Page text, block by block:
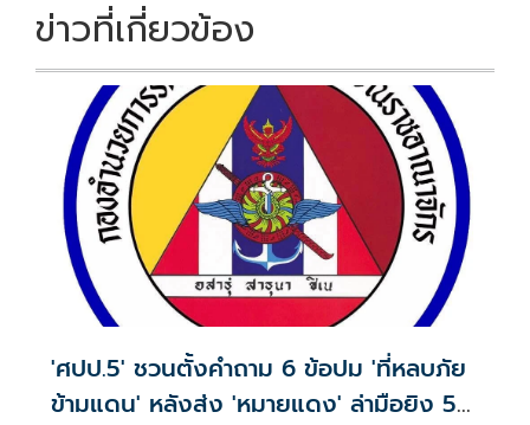
ข่าวที่เกี่ยวข้อง
'ศปป.5' ชวนตั้งคำถาม 6 ข้อปม 'ที่หลบภัย
ข้ามแดน' หลังส่ง 'หมายแดง' ล่ามือยิง 5